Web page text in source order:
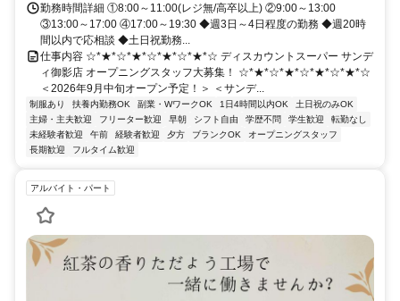
勤務時間詳細 ①8:00～11:00(レジ無/高卒以上) ②9:00～13:00
③13:00～17:00 ④17:00～19:30 ◆週3日～4日程度の勤務 ◆週20時
間以内で応相談 ◆土日祝勤務...
仕事内容 ☆*★*☆*★*☆*★*☆*★*☆ ディスカウントスーパー サンデ
ィ御影店 オープニングスタッフ大募集！ ☆*★*☆*★*☆*★*☆*★*☆
＜2026年9月中旬オープン予定！＞ ＜サンデ...
制服あり 扶養内勤務OK 副業・WワークOK 1日4時間以内OK
土日祝のみOK
主婦・主夫歓迎
フリーター歓迎 早朝 シフト自由 学歴不問 学生歓迎
転勤なし
未経験者歓迎
午前 経験者歓迎 夕方 ブランクOK
オープニングスタッフ
長期歓迎
フルタイム歓迎
アルバイト・パート